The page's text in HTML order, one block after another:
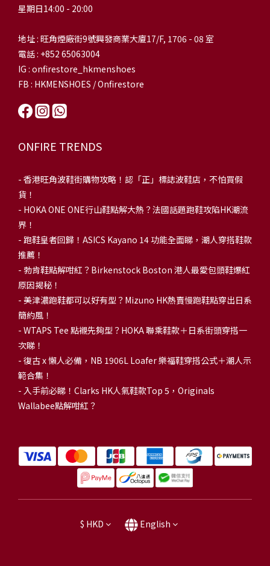
星期日14:00 - 20:00
地址 : 旺角煙廠街9號興發商業大廈17/F, 1706 - 08 室
電話 : +852 65063004
IG : onfirestore_hkmenshoes
FB : HKMENSHOES / Onfirestore
ONFIRE TRENDS
- 香港旺角波鞋街購物攻略！認「正」標誌波鞋店，不怕買假
貨！
- HOKA ONE ONE行山鞋點解大熱？法國話題跑鞋攻陷HK潮流
界！
- 跑鞋皇者回歸！ASICS Kayano 14 功能全面睇，潮人穿搭鞋款
推薦！
- 勃肯鞋點解咁紅？Birkenstock Boston 港人最愛包頭鞋爆紅
原因揭秘！
- 美津濃跑鞋都可以好有型？Mizuno HK熱賣慢跑鞋點穿出日系
簡約風！
- WTAPS Tee 點襯先夠型？HOKA 聯乘鞋款＋日系街頭穿搭一
次睇！
- 復古 x 懶人必備，NB 1906L Loafer 樂福鞋穿搭公式＋潮人示
範合集！
- 入手前必睇！Clarks HK人氣鞋款Top 5，Originals
Wallabee點解咁紅？
$ HKD English